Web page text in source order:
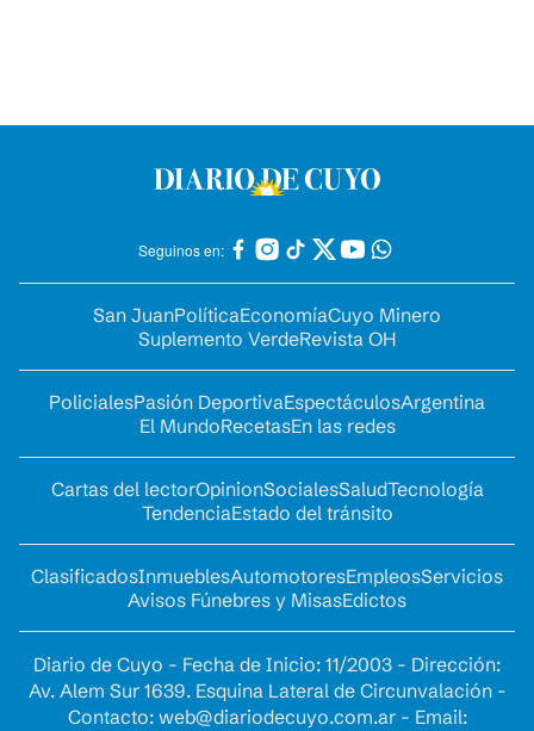
Seguinos en:
San JuanPolíticaEconomíaCuyo Minero
Suplemento VerdeRevista OH
PolicialesPasión DeportivaEspectáculosArgentina
El MundoRecetasEn las redes
Cartas del lectorOpinionSocialesSaludTecnología
TendenciaEstado del tránsito
ClasificadosInmueblesAutomotoresEmpleosServicios
Avisos Fúnebres y MisasEdictos
Diario de Cuyo - Fecha de Inicio: 11/2003 - Dirección:
Av. Alem Sur 1639. Esquina Lateral de Circunvalación -
Contacto: web@diariodecuyo.com.ar- Email: